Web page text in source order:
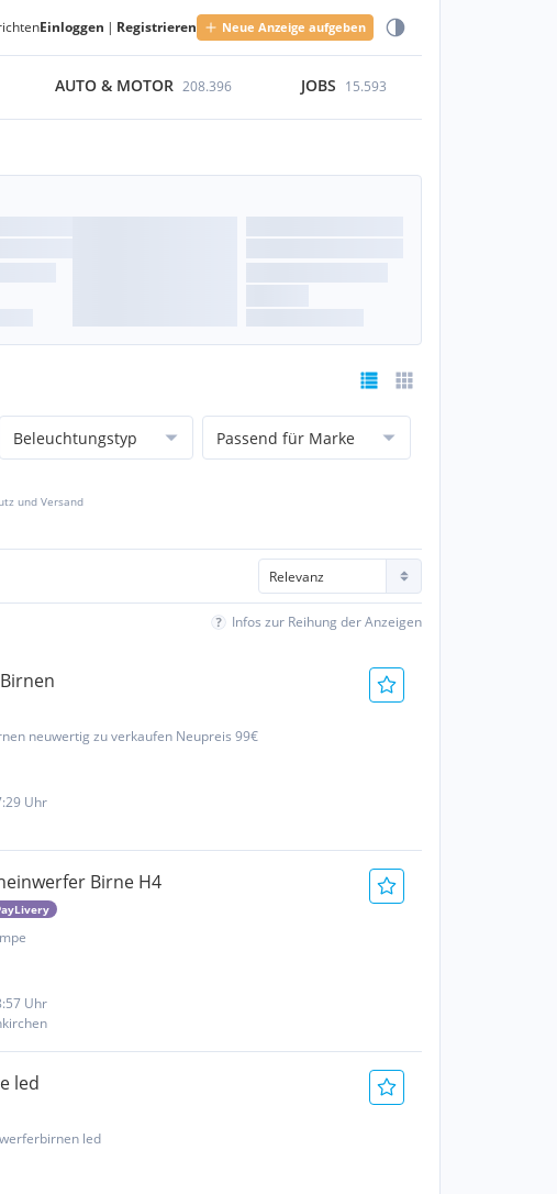
Einloggen | Registrieren Neue Anzeige aufgeben
AUTO & MOTOR 208.396 JOBS 15.593
Beleuchtungstyp Passend für Marke
und Versand
Infos zur Reihung der Anzeigen
neuwertig zu verkaufen Neupreis 99€
Uhr
Birne H4
Uhr
led
led